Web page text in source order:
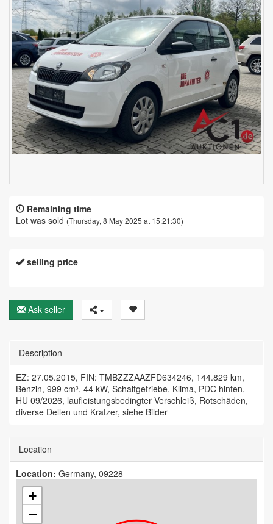
Remaining time
Lot was sold (Thursday, 8 May 2025 at 15:21:30)
selling price
Ask seller
Description
EZ: 27.05.2015, FIN: TMBZZZAAZFD634246, 144.829 km,
Benzin, 999 cm³, 44 kW, Schaltgetriebe, Klima, PDC hinten,
HU 09/2026, laufleistungsbedingter Verschleiß, Rotschäden,
diverse Dellen und Kratzer, siehe Bilder
Location
Location: Germany, 09228
+
−